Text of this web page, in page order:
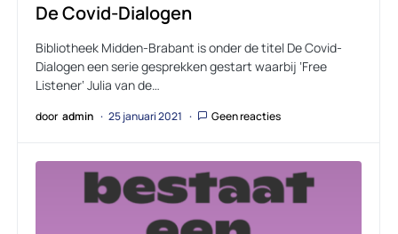
De Covid-Dialogen
Bibliotheek Midden-Brabant is onder de titel De Covid-
Dialogen een serie gesprekken gestart waarbij ‘Free
Listener‘ Julia van de…
door admin 25 januari 2021 Geen reacties